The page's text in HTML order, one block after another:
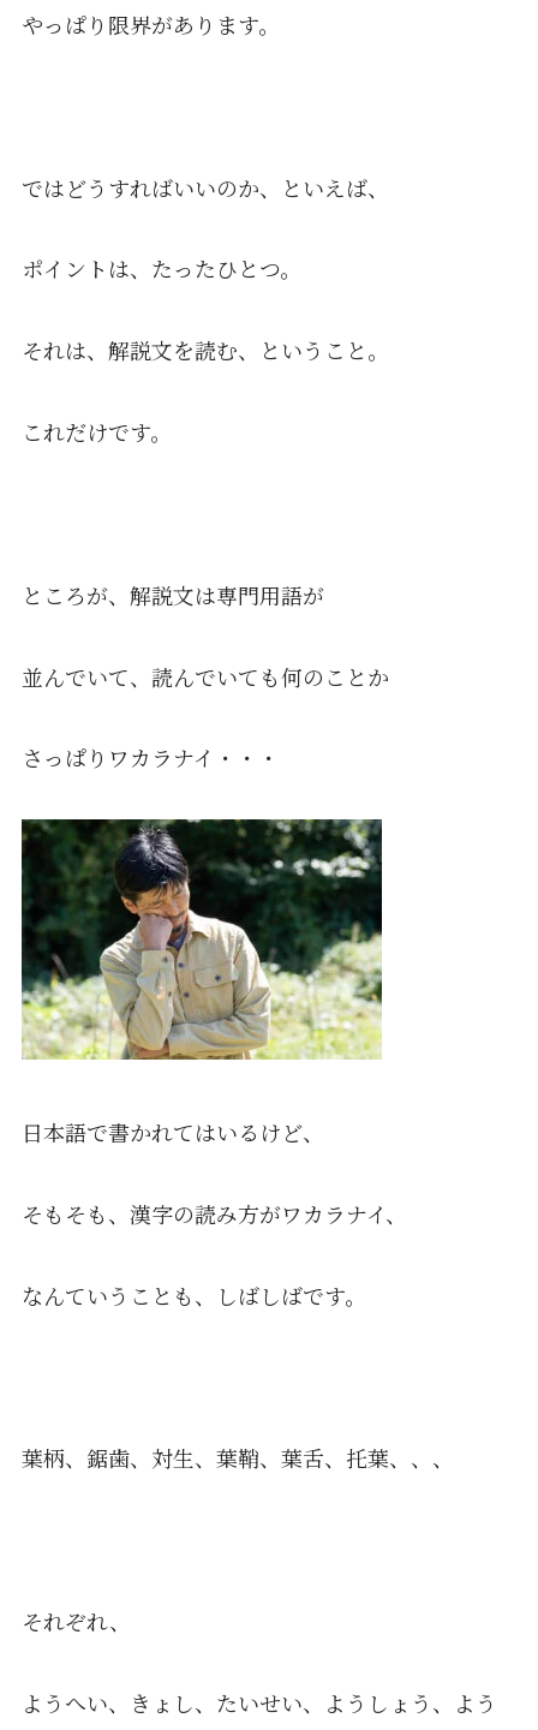
やっぱり限界があります。
ではどうすればいいのか、といえば、
ポイントは、たったひとつ。
それは、解説文を読む、ということ。
これだけです。
ところが、解説文は専門用語が
並んでいて、読んでいても何のことか
さっぱりワカラナイ・・・
日本語で書かれてはいるけど、
そもそも、漢字の読み方がワカラナイ、
なんていうことも、しばしばです。
葉柄、鋸歯、対生、葉鞘、葉舌、托葉、、、
それぞれ、
ようへい、きょし、たいせい、ようしょう、よう